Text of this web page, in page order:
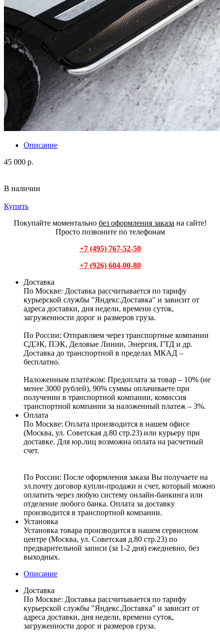
Описание
45 000 р.
В наличии
Купить
Покупайте моментально без оформления заказа на сайте!
Просто позвоните по телефонам
+7 (495) 767-52-50
+7 (926) 604-00-80
Доставка
По Москве: Доставка рассчитывается по тарифу
курьерской службы "Яндекс.Доставка" и зависит от
адреса доставки, дня недели, времени суток,
загруженности дорог и размеров груза.
По России: Отправляем через транспортные компании
СДЭК, ПЭК, Деловые Линии, Энергия, ГТД и др.
Доставка до транспортной в пределах МКАД –
бесплатно.
Наложенным платёжом: Предоплата за товар – 10% (не
менее 3000 рублей), 90% суммы оплачиваете при
получении в транспортной компании, комиссия
транспортной компании за наложенный платеж – 3%.
Оплата
По Москве: Оплата производится в нашем офисе
(Москва, ул. Советская д.80 стр.23) или курьеру при
доставке. Для юр.лиц возможна оплата на расчетный
счет.
По России: После оформления заказа Вы получаете на
эл.почту договор купли-продажи и счет, который можно
оплатить через любую систему онлайн-банкинга или
отделение любого банка. Оплата за доставку
производится в транспортной компании.
Установка
Установка товара производится в нашем сервисном
центре (Москва, ул. Советская д.80 стр.23) по
предварительной записи (за 1-2 дня) ежедневно, без
выходных.
Описание
Доставка
По Москве: Доставка рассчитывается по тарифу
курьерской службы "Яндекс.Доставка" и зависит от
адреса доставки, дня недели, времени суток,
загруженности дорог и размеров груза.